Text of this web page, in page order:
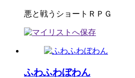
悪と戦うショートＲＰＧ
ふわふわぼわん